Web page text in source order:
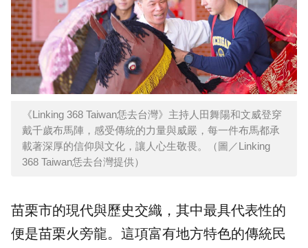
《Linking 368 Taiwan恁去台灣》主持人田舞陽和文威登穿
戴千歲布馬陣，感受傳統的力量與威嚴，每一件布馬都承
載著深厚的信仰與文化，讓人心生敬畏。（圖／Linking
368 Taiwan恁去台灣提供）
苗栗市的現代與歷史交織，其中最具代表性的
便是苗栗火旁龍。這項富有地方特色的傳統民